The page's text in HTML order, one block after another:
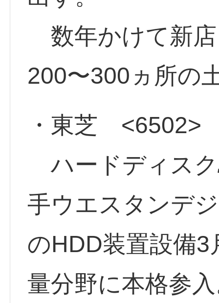
数年かけて新
200〜300ヵ所
・東芝 <6502>
ハードディス
手ウエスタンデ
のHDD装置設備
量分野に本格参